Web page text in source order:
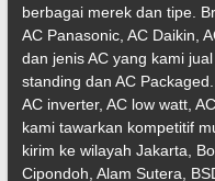
berbagai merek dan tipe.
AC Panasonic, AC Daikin,
dan jenis AC yang kami
standing dan AC
AC inverter, AC low watt,
kami tawarkan kompetitif
kirim ke wilayah Jakarta,
Cipondoh, Alam Sutera,